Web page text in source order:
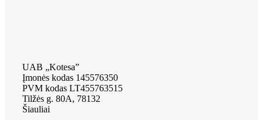
UAB „Kotesa”
Įmonės kodas 145576350
PVM kodas LT455763515
Tilžės g. 80A, 78132
Šiauliai